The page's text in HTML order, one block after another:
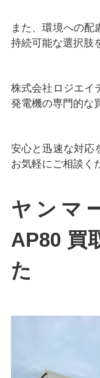
また、環境への配
持続可能な選択肢
株式会社ロジエイ
発電機の専門的な
安心と迅速な対応
お気軽にご相談く
ヤンマ
AP80 買
た